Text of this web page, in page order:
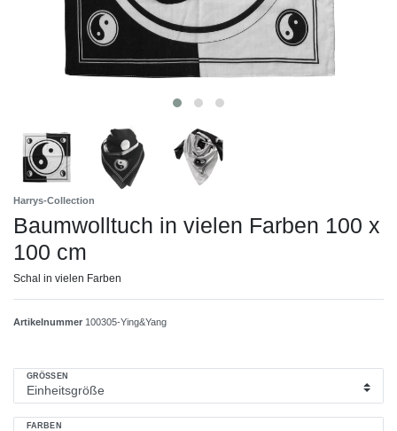
Harrys-Collection
Baumwolltuch in vielen Farben 100 x
100 cm
Schal in vielen Farben
Artikelnummer 100305-Ying&Yang
GRÖSSEN
FARBEN